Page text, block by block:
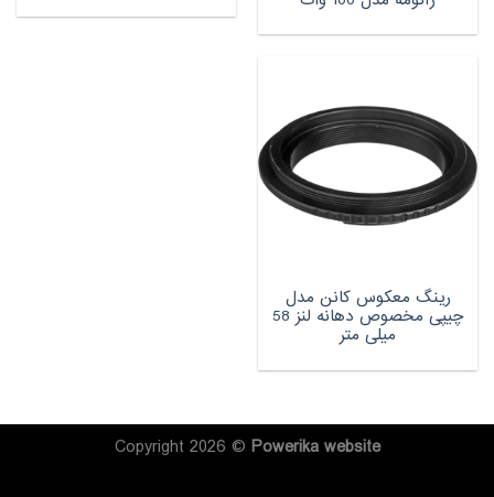
رینگ معکوس کانن مدل
چیپی مخصوص دهانه لنز 58
میلی متر
Copyright 2026 © Powerikawebsite